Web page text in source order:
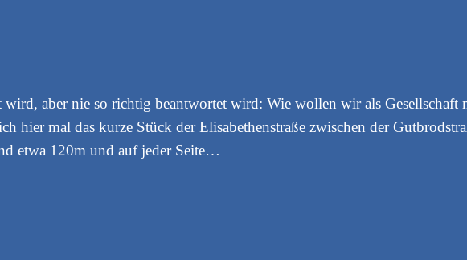
aber nie so richtig beantwortet wird: Wie wollen wir als Gesellschaft
hier mal das kurze Stück der Elisabethenstraße zwischen der
etwa 120m und auf jeder Seite…